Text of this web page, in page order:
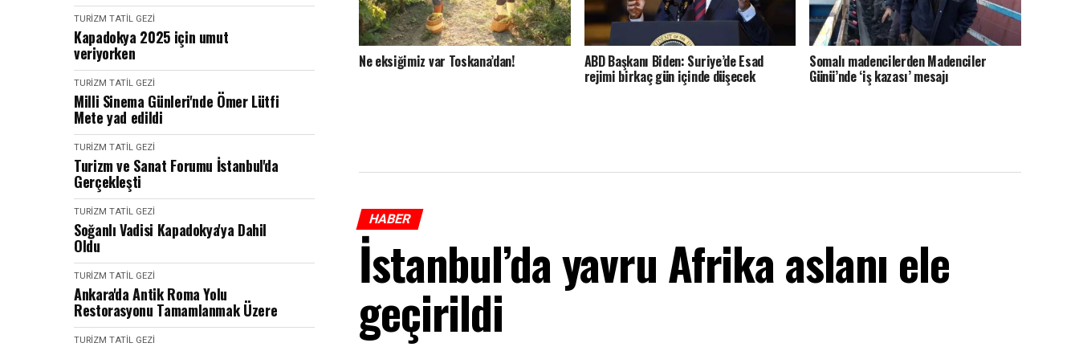
TURIZM TATIL GEZI
Kapadokya 2025 için umut
veriyorken
TURIZM TATIL GEZI
Milli Sinema Günleri'nde Ömer Lütfi
Mete yad edildi
TURIZM TATIL GEZI
Turizm ve Sanat Forumu İstanbul'da
Gerçekleşti
TURIZM TATIL GEZI
Soğanlı Vadisi Kapadokya'ya Dahil
Oldu
TURIZM TATIL GEZI
Ankara'da Antik Roma Yolu
Restorasyonu Tamamlanmak Üzere
TURIZM TATIL GEZI
Ne eksiğimiz var Toskana’dan! ABD Başkanı Biden: Suriye’de Esad
rejimi birkaç gün içinde düşecek
Somalı madencilerden Madenciler
Günü’nde ‘iş kazası’ mesajı
HABER
İstanbul’da yavru Afrika aslanı ele
geçirildi